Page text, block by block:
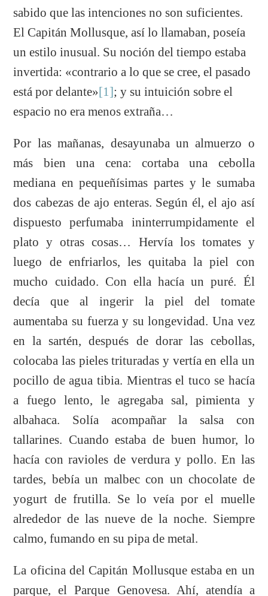
sabido que las intenciones no son suficientes.
El Capitán Mollusque, así lo llamaban, poseía
un estilo inusual. Su noción del tiempo estaba
invertida: «contrario a lo que se cree, el pasado
está por delante»[1]; y su intuición sobre el
espacio no era menos extraña…
Por las mañanas, desayunaba un almuerzo o
más bien una cena: cortaba una cebolla
mediana en pequeñísimas partes y le sumaba
dos cabezas de ajo enteras. Según él, el ajo así
dispuesto perfumaba ininterrumpidamente el
plato y otras cosas… Hervía los tomates y
luego de enfriarlos, les quitaba la piel con
mucho cuidado. Con ella hacía un puré. Él
decía que al ingerir la piel del tomate
aumentaba su fuerza y su longevidad. Una vez
en la sartén, después de dorar las cebollas,
colocaba las pieles trituradas y vertía en ella un
pocillo de agua tibia. Mientras el tuco se hacía
a fuego lento, le agregaba sal, pimienta y
albahaca. Solía acompañar la salsa con
tallarines. Cuando estaba de buen humor, lo
hacía con ravioles de verdura y pollo. En las
tardes, bebía un malbec con un chocolate de
yogurt de frutilla. Se lo veía por el muelle
alrededor de las nueve de la noche. Siempre
calmo, fumando en su pipa de metal.
La oficina del Capitán Mollusque estaba en un
parque, el Parque Genovesa. Ahí, atendía a